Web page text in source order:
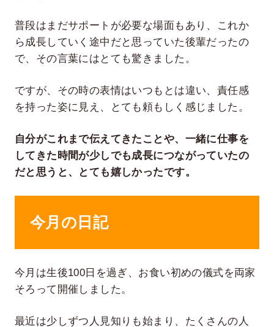
普段はまだサポートが必要な場面もあり、これか
ら成長していく途中だと思っていた後輩だったの
で、その言葉にはとても驚きました。
ですが、その時の表情はいつもとは違い、責任感
を持った姿に見え、とても頼もしく感じました。
自分がこれまで伝えてきたことや、一緒に仕事を
してきた時間が少しでも成長につながっていたの
だと思うと、とても嬉しかったです。
今月の日記
今月は生後100日を過ぎ、お食い初めの儀式を両家
そろって開催しました。
最近は少しずつ人見知りも始まり、たくさんの人